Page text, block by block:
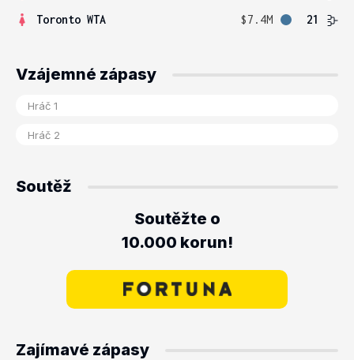
Toronto WTA
$7.4M 21
Vzájemné zápasy
Soutěž
Soutěžte o
10.000 korun!
Zajímavé zápasy